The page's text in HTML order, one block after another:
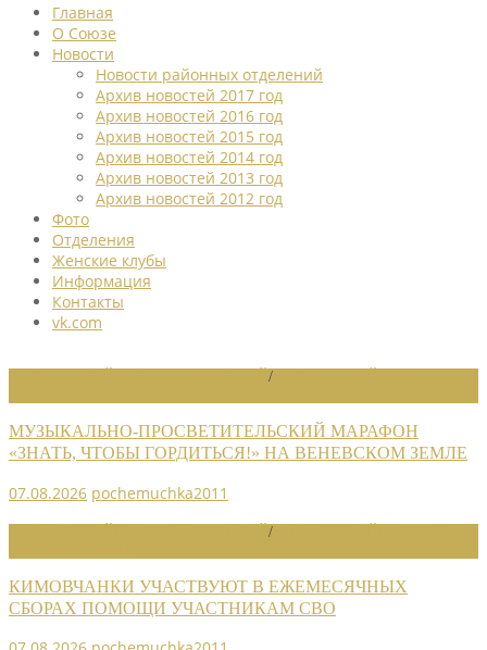
Главная
О Союзе
Новости
Новости районных отделений
Архив новостей 2017 год
Архив новостей 2016 год
Архив новостей 2015 год
Архив новостей 2014 год
Архив новостей 2013 год
Архив новостей 2012 год
Фото
Отделения
Женские клубы
Информация
Контакты
vk.com
/
МУЗЫКАЛЬНО-ПРОСВЕТИТЕЛЬСКИЙ МАРАФОН
«ЗНАТЬ, ЧТОБЫ ГОРДИТЬСЯ!» НА ВЕНЕВСКОМ ЗЕМЛЕ
07.08.2026 pochemuchka2011
/
КИМОВЧАНКИ УЧАСТВУЮТ В ЕЖЕМЕСЯЧНЫХ
СБОРАХ ПОМОЩИ УЧАСТНИКАМ СВО